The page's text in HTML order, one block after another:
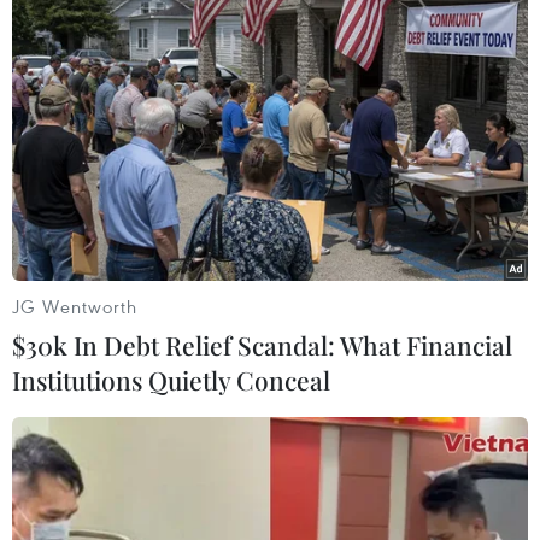
Theo dõi VietnamPlus
TIN LIÊN QUAN
JG Wentworth
$30k In Debt Relief Scandal: What Financial
Institutions Quietly Conceal